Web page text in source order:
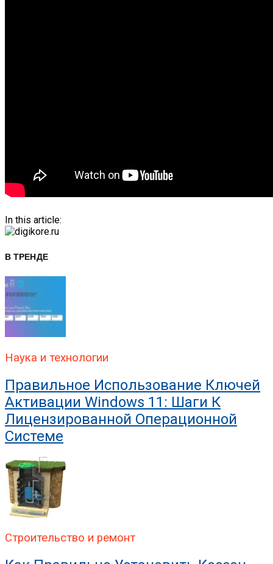
In this article:
В ТРЕНДЕ
Наука и технологии
Правильное Использование Ключей
Активации Windows 11: Шаги К
Лицензированной Операционной
Системе
Строительство и ремонт